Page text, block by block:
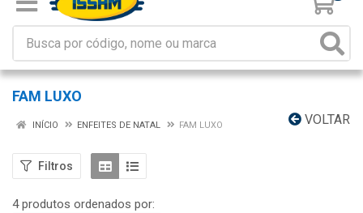
FAM LUXO
VOLTAR
INÍCIO ENFEITES DE NATAL FAM LUXO
Filtros
4 produtos ordenados por: